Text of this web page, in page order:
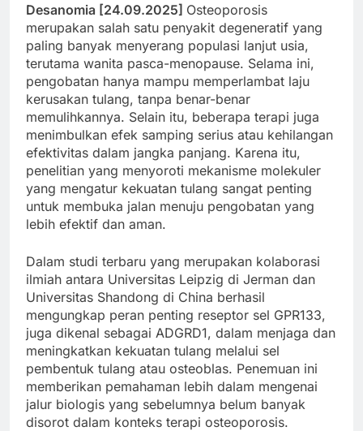
Desanomia [24.09.2025] Osteoporosis
merupakan salah satu penyakit degeneratif yang
paling banyak menyerang populasi lanjut usia,
terutama wanita pasca-menopause. Selama ini,
pengobatan hanya mampu memperlambat laju
kerusakan tulang, tanpa benar-benar
memulihkannya. Selain itu, beberapa terapi juga
menimbulkan efek samping serius atau kehilangan
efektivitas dalam jangka panjang. Karena itu,
penelitian yang menyoroti mekanisme molekuler
yang mengatur kekuatan tulang sangat penting
untuk membuka jalan menuju pengobatan yang
lebih efektif dan aman.
Dalam studi terbaru yang merupakan kolaborasi
ilmiah antara Universitas Leipzig di Jerman dan
Universitas Shandong di China berhasil
mengungkap peran penting reseptor sel GPR133,
juga dikenal sebagai ADGRD1, dalam menjaga dan
meningkatkan kekuatan tulang melalui sel
pembentuk tulang atau osteoblas. Penemuan ini
memberikan pemahaman lebih dalam mengenai
jalur biologis yang sebelumnya belum banyak
disorot dalam konteks terapi osteoporosis.